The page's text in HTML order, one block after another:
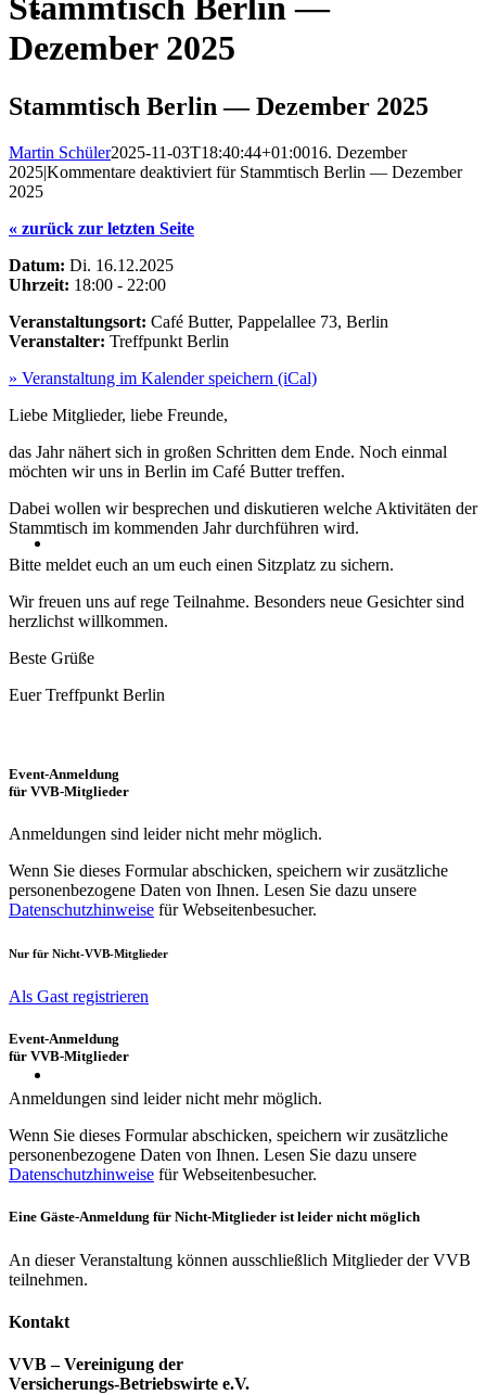
Stammtisch Berlin —
Dezember 2025
Stammtisch Berlin — Dezember 2025
Martin Schüler2025-11-03T18:40:44+01:0016. Dezember
2025|Kommentare deaktiviert für Stammtisch Berlin — Dezember
2025
« zurück zur letzten Seite
Datum: Di. 16.12.2025
Uhrzeit: 18:00 - 22:00
Veranstaltungsort: Café Butter, Pappelallee 73, Berlin
Veranstalter: Treffpunkt Berlin
» Veranstaltung im Kalender speichern (iCal)
Liebe Mitglieder, liebe Freunde,
das Jahr nähert sich in großen Schritten dem Ende. Noch einmal
möchten wir uns in Berlin im Café Butter treffen.
Dabei wollen wir besprechen und diskutieren welche Aktivitäten der
Stammtisch im kommenden Jahr durchführen wird.
Bitte meldet euch an um euch einen Sitzplatz zu sichern.
Wir freuen uns auf rege Teilnahme. Besonders neue Gesichter sind
herzlichst willkommen.
Beste Grüße
Euer Treffpunkt Berlin
Event-Anmeldung
für VVB-Mitglieder
Anmeldungen sind leider nicht mehr möglich.
Wenn Sie dieses Formular abschicken, speichern wir zusätzliche
personenbezogene Daten von Ihnen. Lesen Sie dazu unsere
Datenschutzhinweise für Webseitenbesucher.
Nur für Nicht-VVB-Mitglieder
Als Gast registrieren
Event-Anmeldung
für VVB-Mitglieder
Anmeldungen sind leider nicht mehr möglich.
Wenn Sie dieses Formular abschicken, speichern wir zusätzliche
personenbezogene Daten von Ihnen. Lesen Sie dazu unsere
Datenschutzhinweise für Webseitenbesucher.
Eine Gäste-Anmeldung für Nicht-Mitglieder ist leider nicht möglich
An dieser Veranstaltung können ausschließlich Mitglieder der VVB
teilnehmen.
Kontakt
VVB – Vereinigung der
Versicherungs-Betriebswirte e.V.